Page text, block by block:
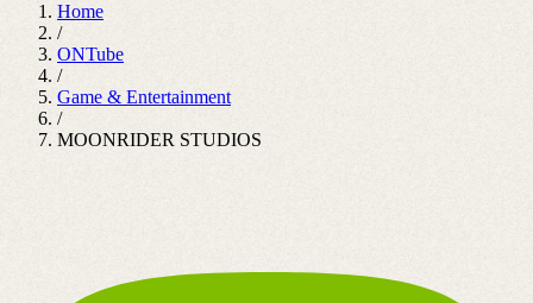
Home
/
ONTube
/
Game & Entertainment
/
MOONRIDER STUDIOS